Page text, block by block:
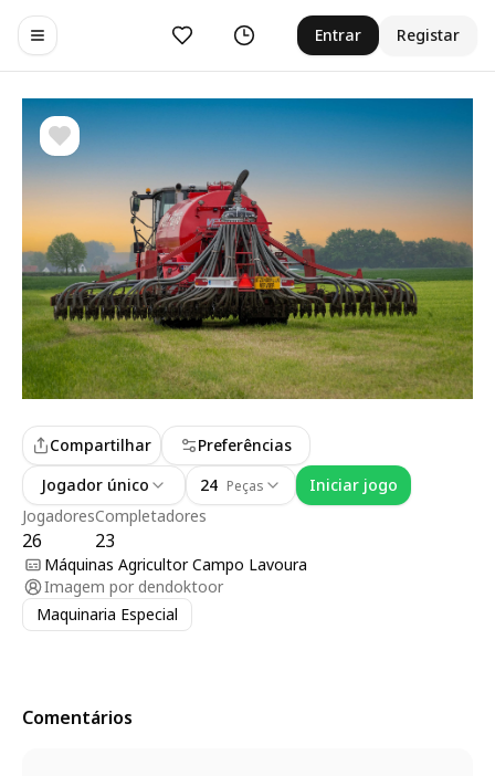
Toggle navigation menu
Curtir Histórico Entrar Registar
Jogadores
26
Completadores
23
Compartilhar
Preferências
Jogador único
24 Peças Iniciar jogo
Máquinas Agricultor Campo Lavoura
Imagem por dendoktoor
Maquinaria Especial
Comentários